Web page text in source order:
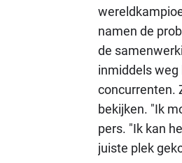
namen de
de
inmiddels weg
concurrenten.
bekijken. "Ik
pers. "Ik kan
juiste plek